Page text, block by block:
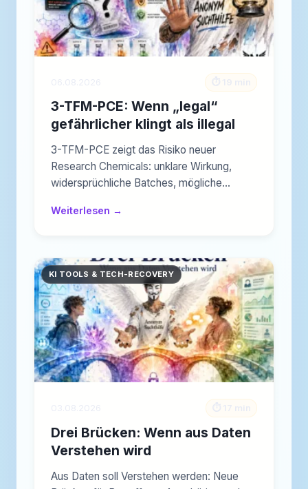
3-TFM-PCE: Wenn „legal“
gefährlicher klingt als illegal
3-TFM-PCE zeigt das Risiko neuer
Research Chemicals: unklare Wirkung,
widersprüchliche Batches, mögliche
Weiterlesen →
KI TOOLS & TECH-RECOVERY
Drei Brücken: Wenn aus Daten
Verstehen wird
Aus Daten soll Verstehen werden: Neue